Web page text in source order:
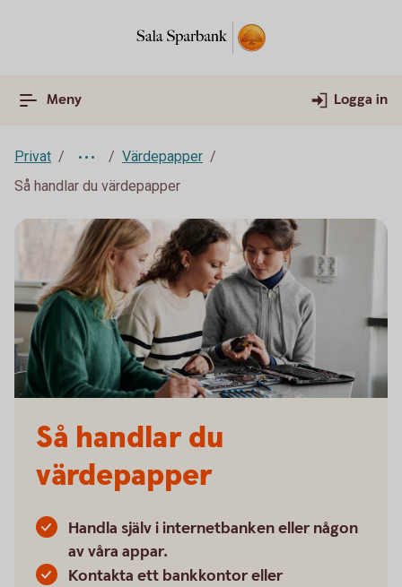
Meny Logga in
Privat
Värdepapper
Så handlar du värdepapper
Så handlar du
värdepapper
Handla själv i internetbanken eller någon
av våra appar.
Kontakta ett bankkontor eller